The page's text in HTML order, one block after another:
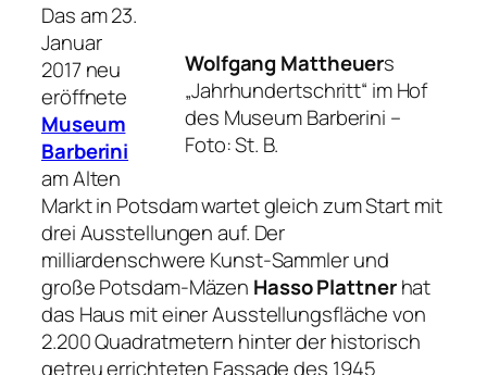
Wolfgang Mattheuers
„Jahrhundertschritt“ im Hof
des Museum Barberini –
Foto: St. B.
Das am 23.
Januar
2017 neu
eröffnete
Museum
Barberini
am Alten
Markt in Potsdam wartet gleich zum Start mit
drei Ausstellungen auf. Der
milliardenschwere Kunst-Sammler und
große Potsdam-Mäzen Hasso Plattnerhat
das Haus mit einer Ausstellungsfläche von
2.200 Quadratmetern hinter der historisch
getreu errichteten Fassade des 1945